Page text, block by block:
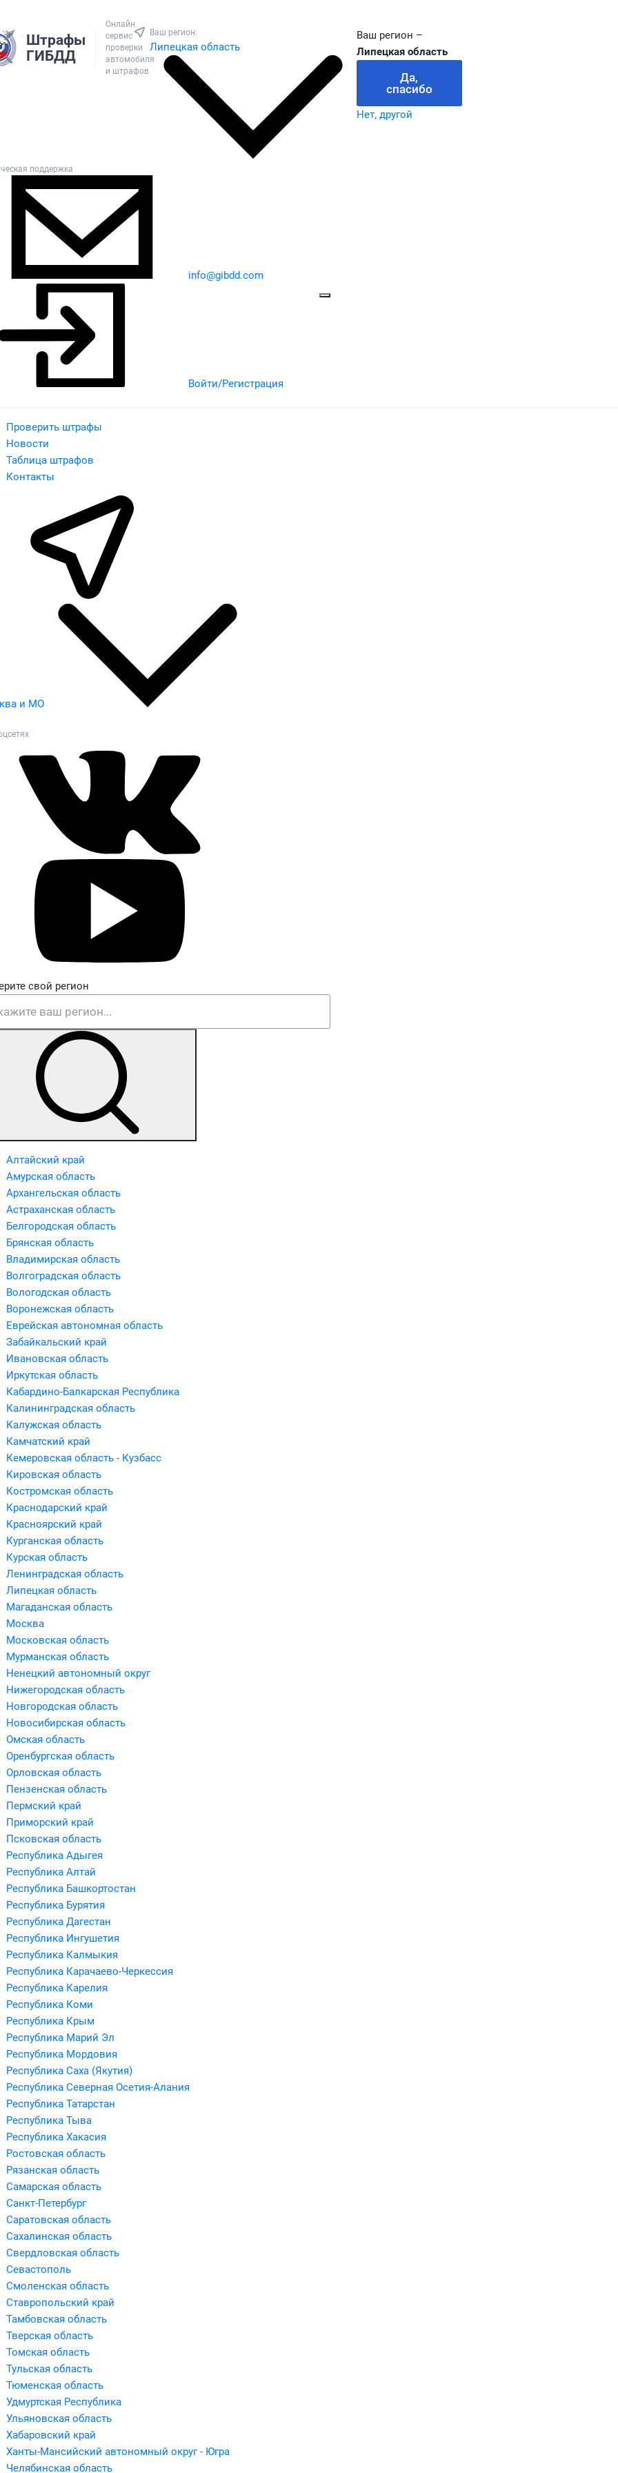
Штрафы
ГИБДД
Онлайн
сервис
проверки
автомобиля
и штрафов
Ваш регион:
Липецкая область
Ваш регион –
Липецкая область
Да,
спасибо
Нет, другой
поддержка
info@gibdd.com
Войти/Регистрация
Проверить штрафы
Новости
Таблица штрафов
Контакты
и МО
свой регион
Алтайский край
Амурская область
Архангельская область
Астраханская область
Белгородская область
Брянская область
Владимирская область
Волгоградская область
Вологодская область
Воронежская область
Еврейская автономная область
Забайкальский край
Ивановская область
Иркутская область
Кабардино-Балкарская Республика
Калининградская область
Калужская область
Камчатский край
Кемеровская область - Кузбасс
Кировская область
Костромская область
Краснодарский край
Красноярский край
Курганская область
Курская область
Ленинградская область
Липецкая область
Магаданская область
Москва
Московская область
Мурманская область
Ненецкий автономный округ
Нижегородская область
Новгородская область
Новосибирская область
Омская область
Оренбургская область
Орловская область
Пензенская область
Пермский край
Приморский край
Псковская область
Республика Адыгея
Республика Алтай
Республика Башкортостан
Республика Бурятия
Республика Дагестан
Республика Ингушетия
Республика Калмыкия
Республика Карачаево-Черкессия
Республика Карелия
Республика Коми
Республика Крым
Республика Марий Эл
Республика Мордовия
Республика Саха (Якутия)
Республика Северная Осетия-Алания
Республика Татарстан
Республика Тыва
Республика Хакасия
Ростовская область
Рязанская область
Самарская область
Санкт-Петербург
Саратовская область
Сахалинская область
Свердловская область
Севастополь
Смоленская область
Ставропольский край
Тамбовская область
Тверская область
Томская область
Тульская область
Тюменская область
Удмуртская Республика
Ульяновская область
Хабаровский край
Ханты-Мансийский автономный округ - Югра
Челябинская область